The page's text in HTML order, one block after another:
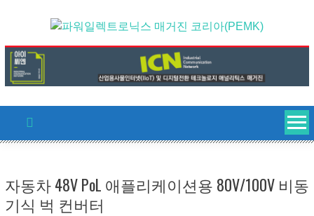
자동차 48V PoL 애플리케이션용 80V/100V 비동
기식 벅 컨버터